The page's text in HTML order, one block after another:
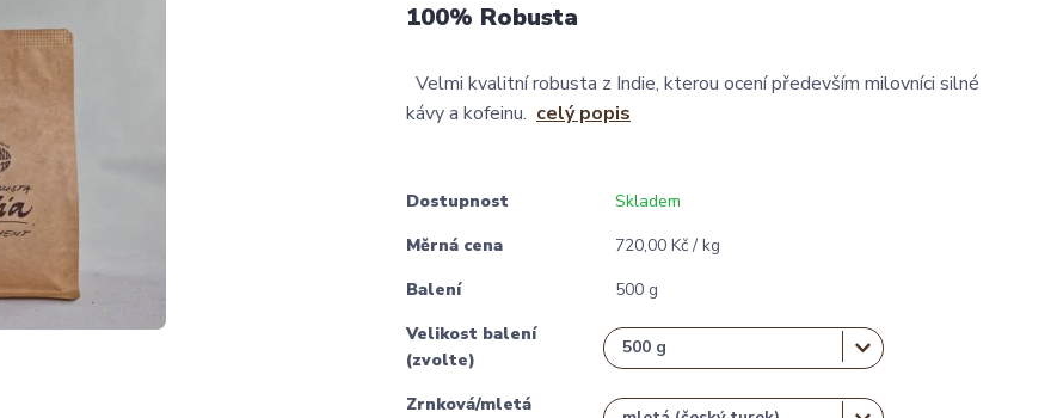
100% Robusta
Velmi kvalitní robusta z Indie, kterou ocení především milovníci silné
kávy a kofeinu. celý popis
Dostupnost
Skladem
Měrná cena
720,00 Kč / kg
Balení
500 g
Velikost balení
(zvolte)
Zrnková/mletá